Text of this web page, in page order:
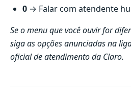
0 → Falar com atendente
Se o menu que você ouvir for
siga as opções anunciadas na
oficial de atendimento da Claro.